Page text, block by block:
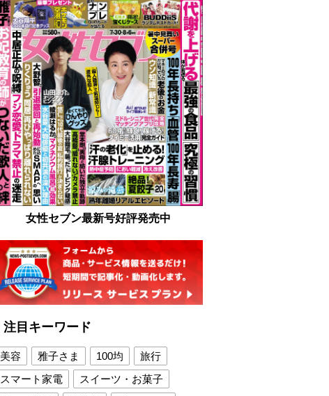
女性セブン最新号好評発売中
注目キーワード
美容 雅子さま 100均
旅行
スマート家電
スイーツ・お菓子